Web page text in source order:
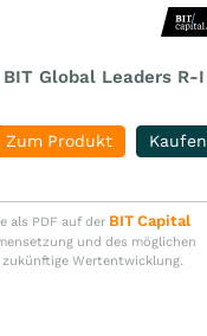
BIT Global Leaders R-I
Kaufen
Zum Produkt
als PDF auf der BIT Capital
und des möglichen
Wertentwicklung.